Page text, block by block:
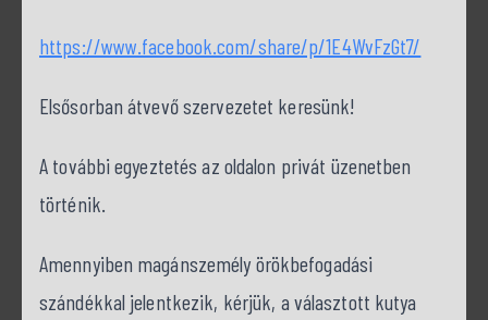
https://www.facebook.com/share/p/1E4WvFzGt7/
Elsősorban átvevő szervezetet keresünk!
A további egyeztetés az oldalon privát üzenetben
történik.
Amennyiben magánszemély örökbefogadási
szándékkal jelentkezik, kérjük, a választott kutya